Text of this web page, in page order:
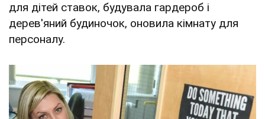
для дітей ставок, будувала гардероб і
дерев'яний будиночок, оновила кімнату для
персоналу.